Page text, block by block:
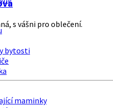
bytosti
maminky
s vášni pro oblečení.